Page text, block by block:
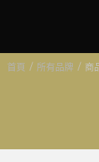
首頁 / 所有品牌 / 商